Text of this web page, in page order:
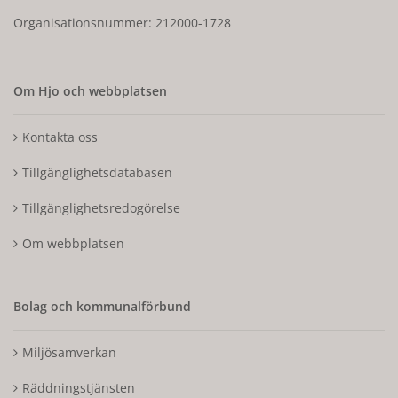
Organisationsnummer: 212000-1728
Om Hjo och webbplatsen
Kontakta oss
Tillgänglighetsdatabasen
Tillgänglighetsredogörelse
Om webbplatsen
Bolag och kommunalförbund
Miljösamverkan
Räddningstjänsten